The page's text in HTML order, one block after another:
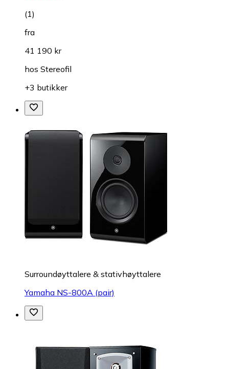
(1)
fra
41 190 kr
hos Stereofil
+3 butikker
Surroundøyttalere & stativhøyttalere
Yamaha NS-800A (pair)